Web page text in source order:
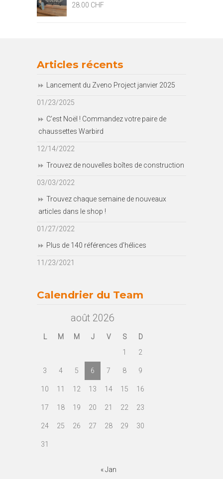
28.00 CHF
Articles récents
Lancement du Zveno Project janvier 2025
01/23/2025
C’est Noël ! Commandez votre paire de
chaussettes Warbird
12/14/2022
Trouvez de nouvelles boîtes de construction
03/03/2022
Trouvez chaque semaine de nouveaux
articles dans le shop !
01/27/2022
Plus de 140 références d’hélices
11/23/2021
Calendrier du Team
août 2026
L M M J V S
D
1
2
3 4 5 6 7 8 9
10 11 12 13 14 15 16
17 18 19 20 21 22 23
24 25 26 27 28 29 30
31
« Jan